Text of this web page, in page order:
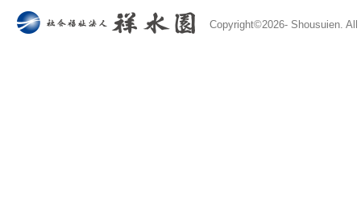
Copyright©2026- Shousuien.